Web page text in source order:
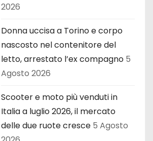
2026
Donna uccisa a Torino e corpo
nascosto nel contenitore del
letto, arrestato l’ex compagno 5
Agosto 2026
Scooter e moto più venduti in
Italia a luglio 2026, il mercato
delle due ruote cresce 5 Agosto